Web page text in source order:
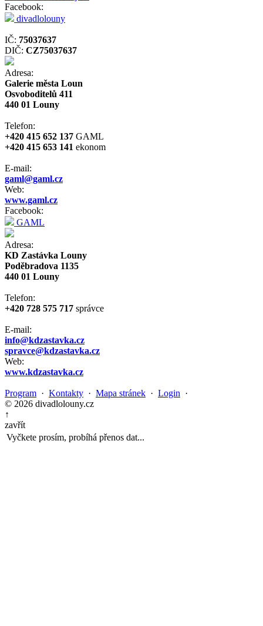
Facebook:
divadlolouny
IČ: 75037637
DIČ: CZ75037637
Adresa:
Galerie města Loun
Osvoboditelů 411
440 01 Louny
Telefon:
+420 415 652 137 GAML
+420 415 653 141 ekonom
E-mail:
gaml@gaml.cz
Web:
www.gaml.cz
Facebook:
GAML
Adresa:
KD Zastávka Louny
Poděbradova 1135
440 01 Louny
Telefon:
+420 728 575 717 správce
E-mail:
info@kdzastavka.cz
spravce@kdzastavka.cz
Web:
www.kdzastavka.cz
Program · Kontakty · Mapa stránek · Login ·
© 2026 divadlolouny.cz
↑
zavřít
Vyčkete prosím, probíhá přenos dat...